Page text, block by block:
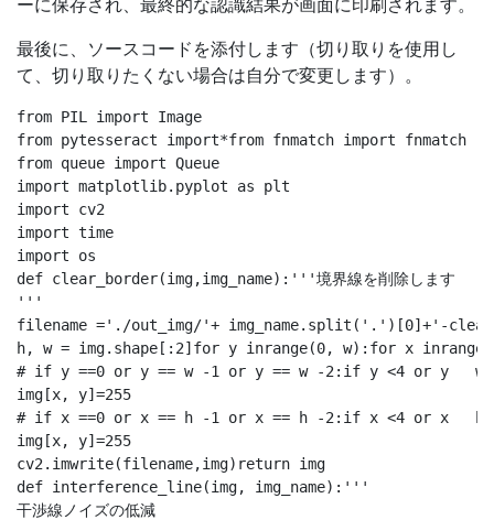
ーに保存され、最終的な認識結果が画面に印刷されます。
最後に、ソースコードを添付します（切り取りを使用し
て、切り取りたくない場合は自分で変更します）。
from PIL import Image
from pytesseract import*from fnmatch import fnmatch
from queue import Queue
import matplotlib.pyplot as plt
import cv2
import time
import os
def clear_border(img,img_name):'''境界線を削除します
'''
filename ='./out_img/'+ img_name.split('.')[0]+'-
h, w = img.shape[:2]for y inrange(0, w):for x
# if y ==0 or y == w -1 or y == w -2:if y <4 or y   w
img[x, y]=255
# if x ==0 or x == h -1 or x == h -2:if x <4 or x   h
img[x, y]=255
cv2.imwrite(filename,img)return img
def interference_line(img, img_name):'''
干渉線ノイズの低減